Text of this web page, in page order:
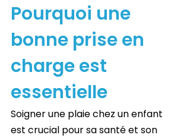
Pourquoi une
bonne prise en
charge est
essentielle
Soigner une plaie chez un enfant
est crucial pour sa santé et son